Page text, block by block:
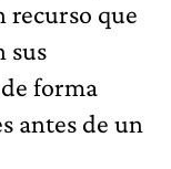
recurso que
sus
forma
antes de un